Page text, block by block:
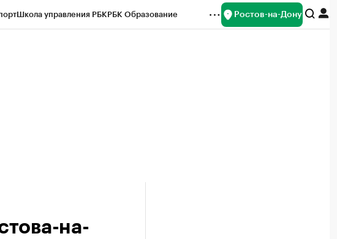
Школа управления РБКРБК Образование Ростов-на-Дону
на-